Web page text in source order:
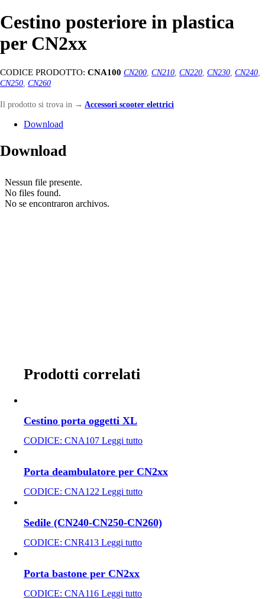
Cestino posteriore in plastica
per CN2xx
CODICE PRODOTTO: CNA100 CN200 CN210 CN220 CN230 CN240
CN250 CN260
Il prodotto si trova in → Accessori scooter elettrici
Download
Download
Prodotti correlati
Cestino porta oggetti XL
CODICE: CNA107 Leggi tutto
Porta deambulatore per CN2xx
CODICE: CNA122 Leggi tutto
Sedile (CN240-CN250-CN260)
CODICE: CNR413 Leggi tutto
Porta bastone per CN2xx
CODICE: CNA116 Leggi tutto